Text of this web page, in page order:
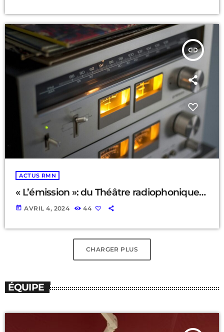
insert_link
ACTUS RMN
« L’émission »: du Théâtre radiophonique…
today AVRIL 4, 2024 44
CHARGER PLUS
ÉQUIPE